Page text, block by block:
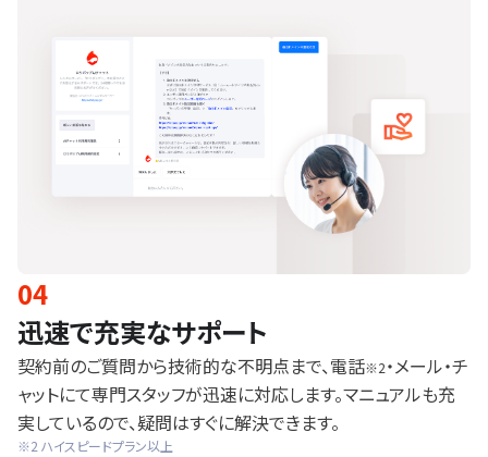
04
迅速で充実なサポート
契約前のご質問から技術的な不明点まで、電話※2・メール・チ
ャットにて専門スタッフが迅速に対応します。マニュアルも充
実しているので、疑問はすぐに解決できます。
※2 ハイスピードプラン以上